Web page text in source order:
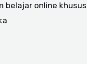
belajar online khusus